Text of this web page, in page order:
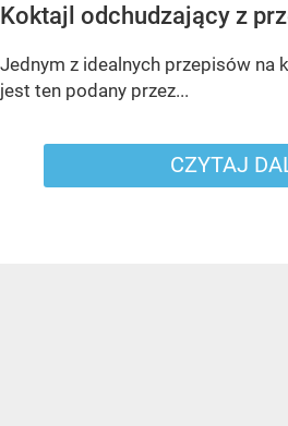
Koktajl odchudzający z
Jednym z idealnych przepisów na
jest ten podany przez...
CZYTAJ